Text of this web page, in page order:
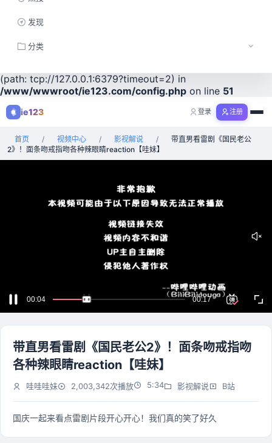
Notice: session_start(): Redis not available while creating
line51
(path: tcp://127.0.0.1:6379?timeout=2) in
/www/wwwroot/ie123.com/config.php on line 51
ie123
发现
分类
工具
视频
全部分类
登录 注册
首页 / 视频中心 / 影视解说 /
带直男看雷剧《国民老公
2》！面条吻戒指吻各种辣眼睛reaction【哇妹】
带直男看雷剧《国民老公2》！面条吻戒指吻
各种辣眼睛reaction【哇妹】
哇哇哇妹 2,003,342次播放 5:34 影视解说 B站
国庆一起来看点雷剧片段开心开心！我们真的笑了好久